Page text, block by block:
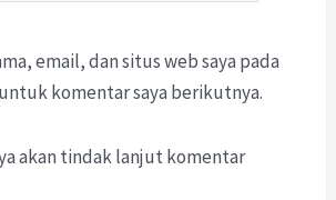
email, dan situs web saya pada
komentar saya berikutnya.
akan tindak lanjut komentar